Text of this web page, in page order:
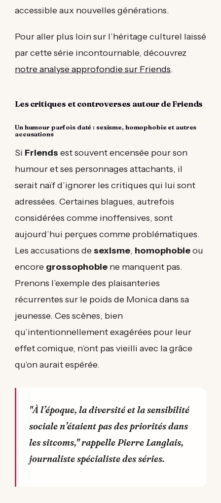
accessible aux nouvelles générations.
Pour aller plus loin sur l’héritage culturel laissé
par cette série incontournable, découvrez
notre analyse approfondie sur Friends.
Les critiques et controverses autour de Friends
Un humour parfois daté : sexisme, homophobie et autres
accusations
Si Friends est souvent encensée pour son
humour et ses personnages attachants, il
serait naïf d’ignorer les critiques qui lui sont
adressées. Certaines blagues, autrefois
considérées comme inoffensives, sont
aujourd’hui perçues comme problématiques.
Les accusations desexisme, homophobieou
encore grossophobie ne manquent pas.
Prenons l’exemple des plaisanteries
récurrentes sur le poids de Monica dans sa
jeunesse. Ces scènes, bien
qu’intentionnellement exagérées pour leur
effet comique, n’ont pas vieilli avec la grâce
qu’on aurait espérée.
"À l’époque, la diversité et la sensibilité
sociale n’étaient pas des priorités dans
les sitcoms," rappelle Pierre Langlais,
journaliste spécialiste des séries.